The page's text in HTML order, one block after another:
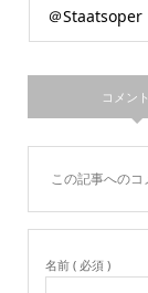
＠Staatsoper
コメン
この記事へのコ
名前 ( 必須 )